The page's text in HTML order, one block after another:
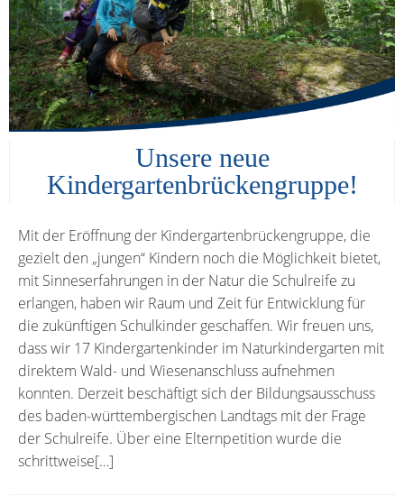
Unsere neue
Kindergartenbrückengruppe!
Mit der Eröffnung der Kindergartenbrückengruppe, die
gezielt den „jungen“ Kindern noch die Möglichkeit bietet,
mit Sinneserfahrungen in der Natur die Schulreife zu
erlangen, haben wir Raum und Zeit für Entwicklung für
die zukünftigen Schulkinder geschaffen. Wir freuen uns,
dass wir 17 Kindergartenkinder im Naturkindergarten mit
direktem Wald- und Wiesenanschluss aufnehmen
konnten. Derzeit beschäftigt sich der Bildungsausschuss
des baden-württembergischen Landtags mit der Frage
der Schulreife. Über eine Elternpetition wurde die
schrittweise[…]